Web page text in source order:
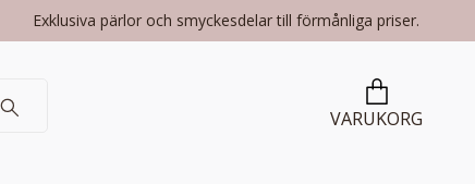
Exklusiva pärlor och smyckesdelar till förmånliga priser.
VARUKORG